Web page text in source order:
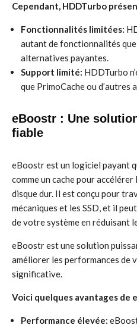
Cependant, HDDTurbo
Fonctionnalités limitées:
autant de fonctionnalités que
alternatives payantes.
Support limité: HDDTurbo
que PrimoCache ou
eBoostr : Une
fiable
eBoostr est un logiciel payant
comme un cache pour
disque dur. Il est conçu pour
mécaniques et les SSD, et il
de votre système en réduisant
eBoostr est une solution
améliorer les performances de
significative.
Voici quelques avantages de
Performance élevée: